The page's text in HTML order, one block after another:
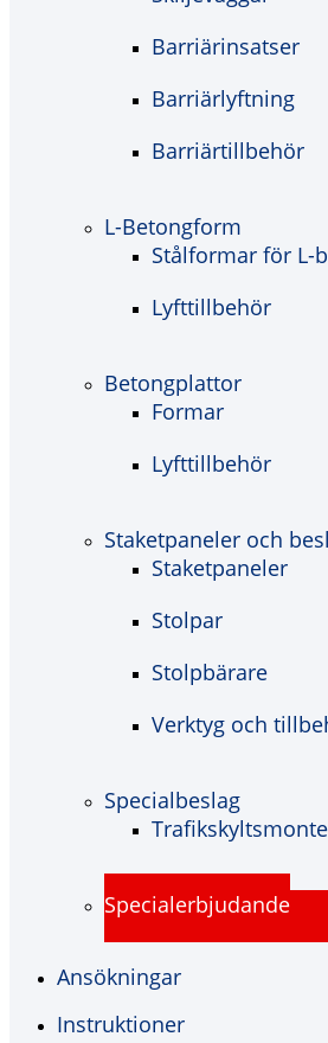
Barriärinsatser
Barriärlyftning
Barriärtillbehör
L-Betongform
Stålformar för L-
Lyfttillbehör
Betongplattor
Formar
Lyfttillbehör
Staketpaneler och
Staketpaneler
Stolpar
Stolpbärare
Verktyg och
Specialbeslag
Specialerbjudande
Ansökningar
Instruktioner